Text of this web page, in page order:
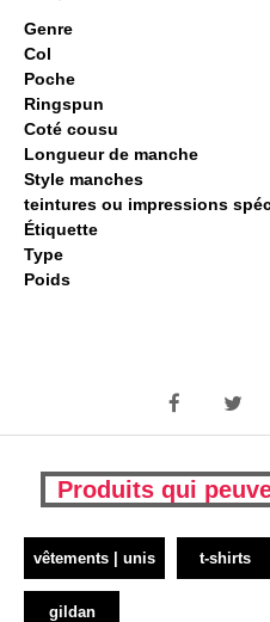
Genre
Col
Poche
Ringspun
Coté cousu
Longueur de manche
Style manches
teintures ou impressions
Étiquette
Type
Poids
Produits qui
vêtements | unis t-shirts
gildan